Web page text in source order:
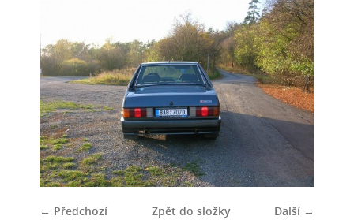
← Předchozí Další →
Zpět do složky